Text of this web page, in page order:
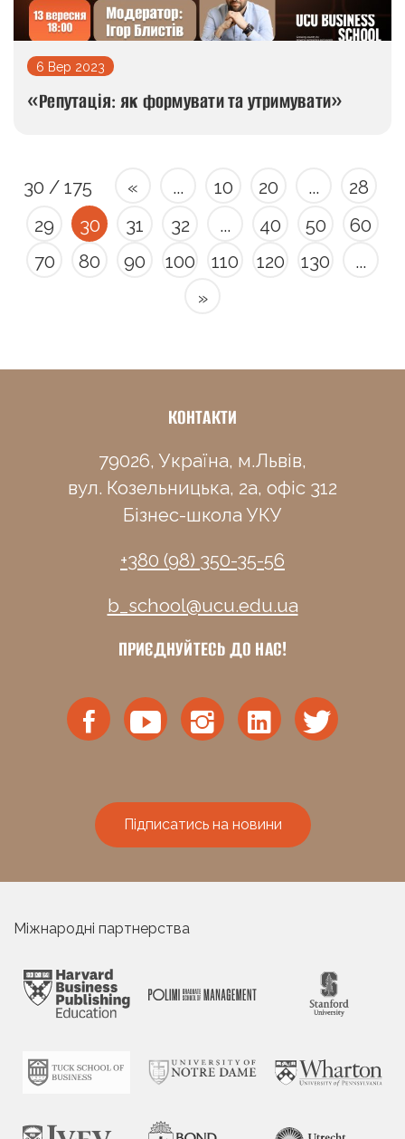
6 Вер 2023
«Репутація: як формувати та утримувати»
30 / 175 « ... 10 20 ...
28
29
30 31 32 ... 40 50
60
70
80 90 100 110 120 130
...
»
КОНТАКТИ
79026, Україна, м.Львів,
вул. Козельницька, 2а, офіс 312
Бізнес-школа УКУ
+380 (98) 350-35-56
b_school@ucu.edu.ua
ПРИЄДНУЙТЕСЬ ДО НАС!
Підписатись на новини
Міжнародні партнерства